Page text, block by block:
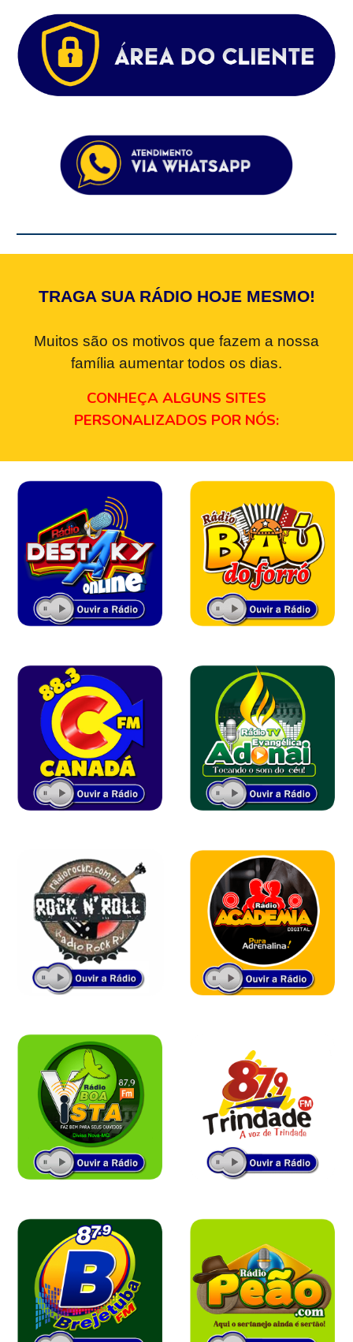
TRAGA SUA RÁDIO HOJE MESMO!
Muitos são os motivos que fazem a nossa
família aumentar todos os dias.
CONHEÇA ALGUNS SITES
PERSONALIZADOS POR NÓS: